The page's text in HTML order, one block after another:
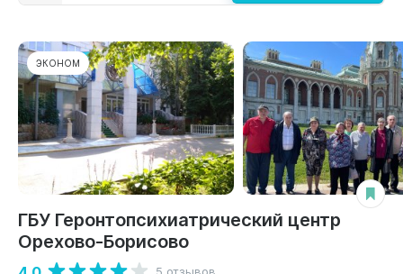
ЭКОНОМ
ГБУ Геронтопсихиатрический центр
Орехово-Борисово
5 отзывов